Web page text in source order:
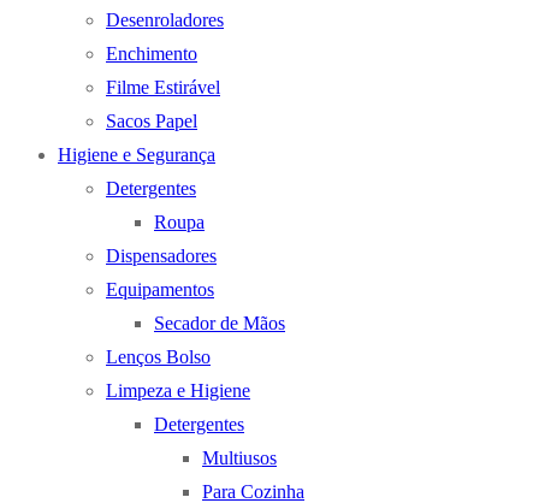
Desenroladores
Enchimento
Filme Estirável
Sacos Papel
Higiene e Segurança
Detergentes
Roupa
Dispensadores
Equipamentos
Secador de Mãos
Lenços Bolso
Limpeza e Higiene
Detergentes
Multiusos
Para Cozinha